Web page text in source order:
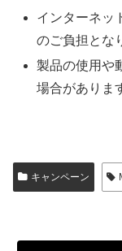
インターネッ
のご負担とな
製品の使用や
場合がありま
キャンペーン